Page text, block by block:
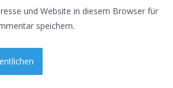
und Website in diesem Browser für
speichern.